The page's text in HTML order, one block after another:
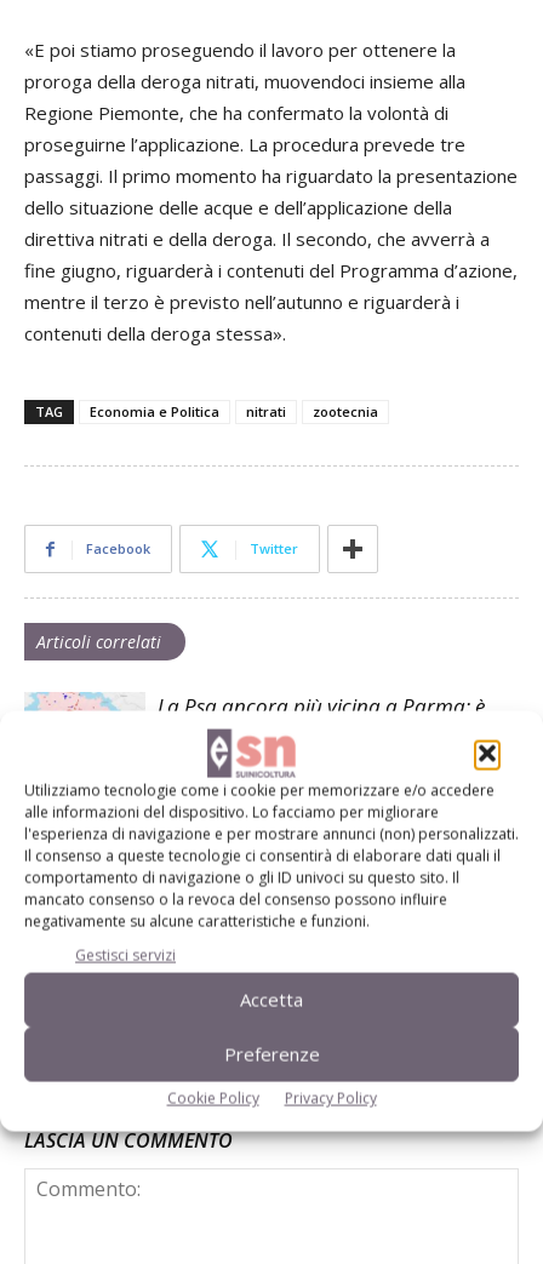
Utilizziamo tecnologie come i cookie per memorizzare e/o accedere
alle informazioni del dispositivo. Lo facciamo per migliorare
l'esperienza di navigazione e per mostrare annunci (non) personalizzati.
Il consenso a queste tecnologie ci consentirà di elaborare dati quali il
comportamento di navigazione o gli ID univoci su questo sito. Il
mancato consenso o la revoca del consenso possono influire
negativamente su alcune caratteristiche e funzioni.
Gestisci servizi
Accetta
Preferenze
Cookie Policy Privacy Policy
«E poi stiamo proseguendo il lavoro per ottenere la
proroga della deroga nitrati, muovendoci insieme alla
Regione Piemonte, che ha confermato la volontà di
proseguirne l’applicazione. La procedura prevede tre
passaggi. Il primo momento ha riguardato la presentazione
dello situazione delle acque e dell’applicazione della
direttiva nitrati e della deroga. Il secondo, che avverrà a
fine giugno, riguarderà i contenuti del Programma d’azione,
mentre il terzo è previsto nell’autunno e riguarderà i
contenuti della deroga stessa».
TAG Economia e Politica nitrati zootecnia
Facebook Twitter
Articoli correlati
La Psa ancora più vicina a Parma: è
allarme
Riduzione delle soglie per
l’autorizzazione ambientale
internazionale organizzato da Anas
LASCIA UN COMMENTO